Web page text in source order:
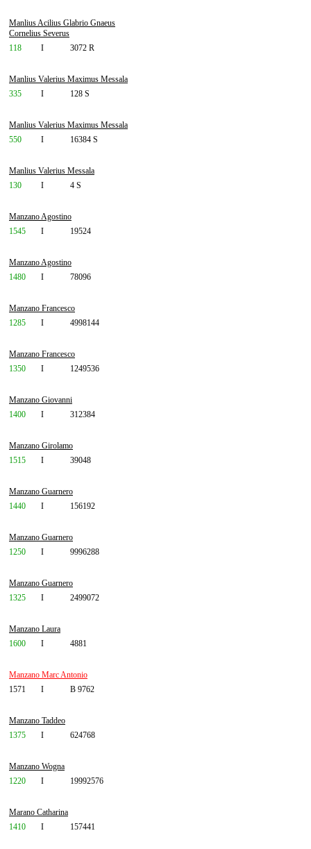
Manlius Acilius Glabrio Gnaeus
Cornelius Severus
118
I 3072 R
Manlius Valerius Maximus Messala
335
I 128 S
Manlius Valerius Maximus Messala
550
I 16384 S
Manlius Valerius Messala
130
I 4 S
Manzano Agostino
1545
I 19524
Manzano Agostino
1480
I 78096
Manzano Francesco
1285
I 4998144
Manzano Francesco
1350
I 1249536
Manzano Giovanni
1400
I 312384
Manzano Girolamo
1515
I 39048
Manzano Guarnero
1440
I 156192
Manzano Guarnero
1250
I 9996288
Manzano Guarnero
1325
I 2499072
Manzano Laura
1600
I 4881
Manzano Marc Antonio
1571
I B 9762
Manzano Taddeo
1375
I 624768
Manzano Wogna
1220
I 19992576
Marano Catharina
1410
I 157441